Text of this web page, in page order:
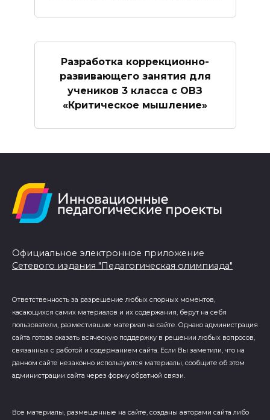
Разработка коррекционно-
развивающего занятия для
учеников 3 класса с ОВЗ
«Критическое мышление»
Официальное электронное приложение
Сетевого издания "Педагогическая олимпиада"
Ответственность за разрешение любых спорных моментов,
касающихся самих материалов и их содержания, берут на себя
пользователи, разместившие материал на сайте. Однако администрация
сайта готова оказать всяческую поддержку в решении любых вопросов,
связанных с работой и содержанием сайта. Если Вы заметили, что на
данном сайте незаконно используются материалы, сообщите об этом
администрации сайта через форму обратной связи.
Все материалы, размещенные на сайте, созданы авторами сайта либо